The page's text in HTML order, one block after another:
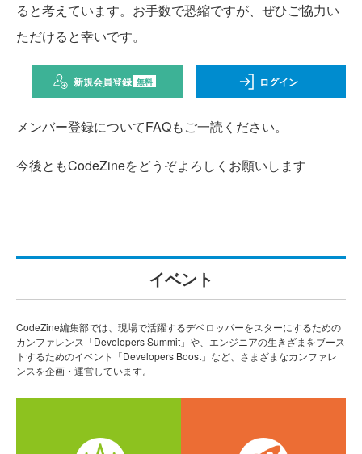
ると考えています。お手数で恐縮ですが、ぜひご協力い
ただけると幸いです。
新規会員登録 無料 ログイン
メンバー登録についてFAQもご一読ください。
今後ともCodeZineをどうぞよろしくお願いします
イベント
CodeZine編集部では、現場で活躍するデベロッパーをスターにするための
カンファレンス「Developers Summit」や、エンジニアの生きざまをブース
トするためのイベント「Developers Boost」など、さまざまなカンファレ
ンスを企画・運営しています。